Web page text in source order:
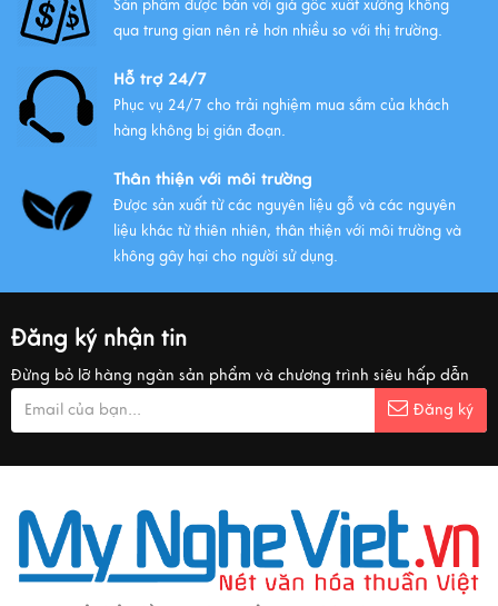
Sản phẩm được bán với giá gốc xuất xưởng không
qua trung gian nên rẻ hơn nhiều so với thị trường.
Hỗ trợ 24/7
Phục vụ 24/7 cho trải nghiệm mua sắm của khách
hàng không bị gián đoạn.
Thân thiện với môi trường
Được sản xuất từ các nguyên liệu gỗ và các nguyên
liệu khác từ thiên nhiên, thân thiện với môi trường và
không gây hại cho người sử dụng.
Đăng ký nhận tin
Đừng bỏ lỡ hàng ngàn sản phẩm và chương trình siêu hấp dẫn
Đăng ký